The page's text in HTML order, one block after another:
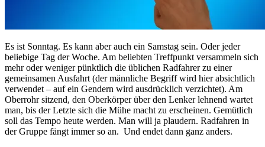
Es ist Sonntag. Es kann aber auch ein Samstag sein. Oder jeder
beliebige Tag der Woche. Am beliebten Treffpunkt versammeln sich
mehr oder weniger pünktlich die üblichen Radfahrer zu einer
gemeinsamen Ausfahrt (der männliche Begriff wird hier absichtlich
verwendet – auf ein Gendern wird ausdrücklich verzichtet). Am
Oberrohr sitzend, den Oberkörper über den Lenker lehnend wartet
man, bis der Letzte sich die Mühe macht zu erscheinen. Gemütlich
soll das Tempo heute werden. Man will ja plaudern. Radfahren in
der Gruppe fängt immer so an. Und endet dann ganz anders.